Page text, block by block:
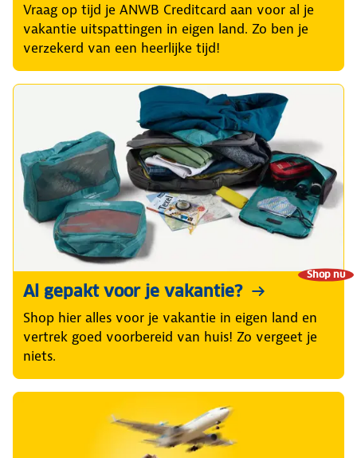
Vraag op tijd je ANWB Creditcard aan voor al je
vakantie uitspattingen in eigen land. Zo ben je
verzekerd van een heerlijke tijd!
Shop nu
Al gepakt voor je vakantie?
Shop hier alles voor je vakantie in eigen land en
vertrek goed voorbereid van huis! Zo vergeet je
niets.